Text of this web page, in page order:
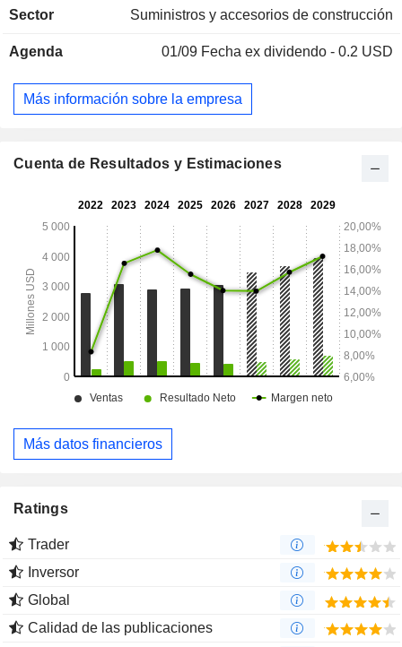
tuberías corrugadas de termoplástico en todo el territorio de
proveedor de cámaras y sistemas de campos de infiltración
principalmente a aplicaciones residenciales. Su segmento
internacional fabrica y comercializa productos en regiones
los que presta servicio a través de sus empresas conjuntas
Sector Suministros y accesorios de construcción
Agenda 01/09 Fecha ex dividendo - 0.2 USD
Más información sobre la empresa
Cuenta de Resultados y Estimaciones
Más datos financieros
Ratings
Trader
Inversor
Global
Calidad de las publicaciones